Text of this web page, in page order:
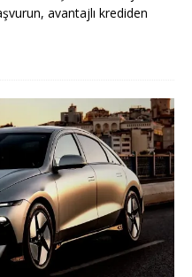
avantajlı krediden